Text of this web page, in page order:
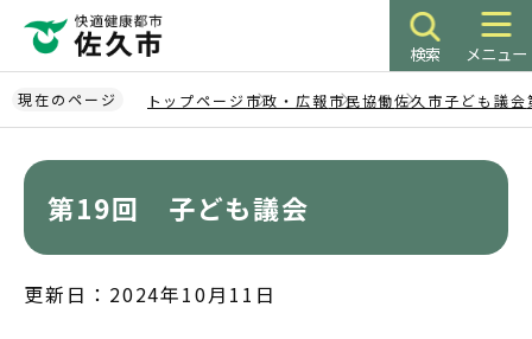
ペ
ー
ジ
検索 メニュー
現在のページ トップページ 市政・広報市民協働佐久市子ども議会
第19回 子ども議会
更新日：2024年10月11日